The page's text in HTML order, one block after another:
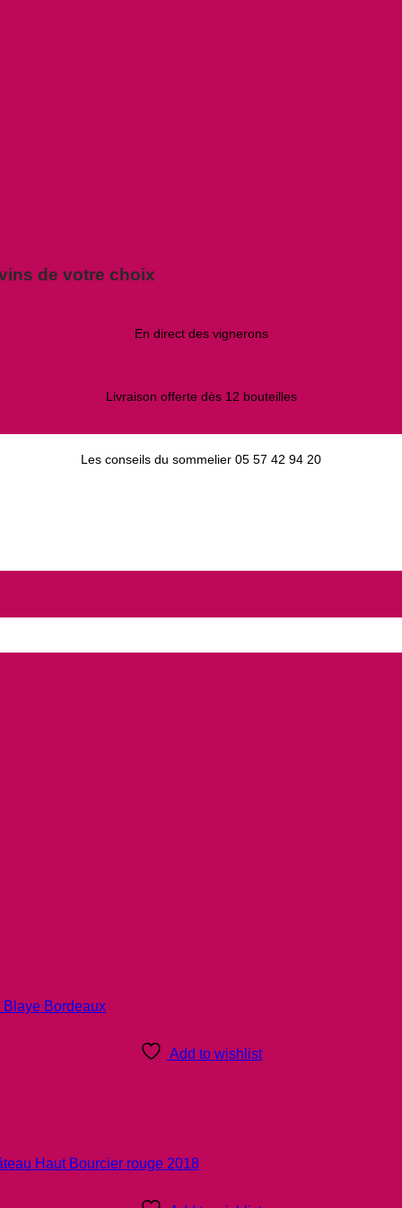
de votre choix
En direct des vignerons
Livraison offerte dès 12 bouteilles
Les conseils du sommelier 05 57 42 94 20
Add to wishlist